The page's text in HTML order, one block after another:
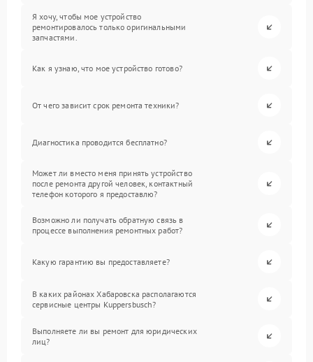
Я хочу, чтобы мое устройство
ремонтировалось только оригинальными
запчастями.
Как я узнаю, что мое устройство готово?
От чего зависит срок ремонта техники?
Диагностика проводится бесплатно?
Может ли вместо меня принять устройство
после ремонта другой человек, контактный
телефон которого я предоставлю?
Возможно ли получать обратную связь в
процессе выполнения ремонтных работ?
Какую гарантию вы предоставляете?
В каких районах Хабаровска располагаются
сервисные центры Kuppersbusch?
Выполняете ли вы ремонт для юридических
лиц?